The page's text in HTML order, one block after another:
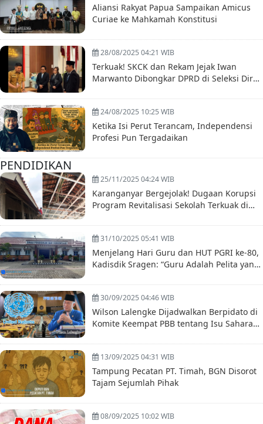
Aliansi Rakyat Papua Sampaikan Amicus
Curiae ke Mahkamah Konstitusi
28/08/2025 04:21 WIB
Terkuak! SKCK dan Rekam Jejak Iwan
Marwanto Dibongkar DPRD di Seleksi Dirut
24/08/2025 10:25 WIB
Ketika Isi Perut Terancam, Independensi
Profesi Pun Tergadaikan
PENDIDIKAN
25/11/2025 04:24 WIB
Karanganyar Bergejolak! Dugaan Korupsi
Program Revitalisasi Sekolah Terkuak di
31/10/2025 05:41 WIB
Menjelang Hari Guru dan HUT PGRI ke-80,
Kadisdik Sragen: “Guru Adalah Pelita yang
30/09/2025 04:46 WIB
Wilson Lalengke Dijadwalkan Berpidato di
Komite Keempat PBB tentang Isu Sahara
13/09/2025 04:31 WIB
Tampung Pecatan PT. Timah, BGN Disorot
Tajam Sejumlah Pihak
08/09/2025 10:02 WIB